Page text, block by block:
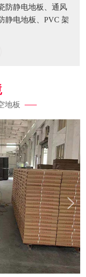
防静电地板、通风
静电地板、PVC 架
地板